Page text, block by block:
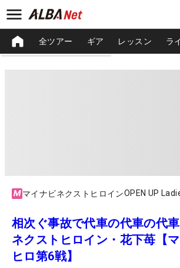
全ツアー ギア レッスン ラ
マイナビネクストヒロインOPEN UP
相次ぐ事故で代車の代車の代
ネクストヒロイン・花下苺【
ヒロ第6戦】